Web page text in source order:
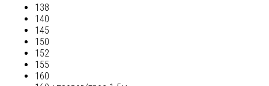
138
140
145
150
152
155
160